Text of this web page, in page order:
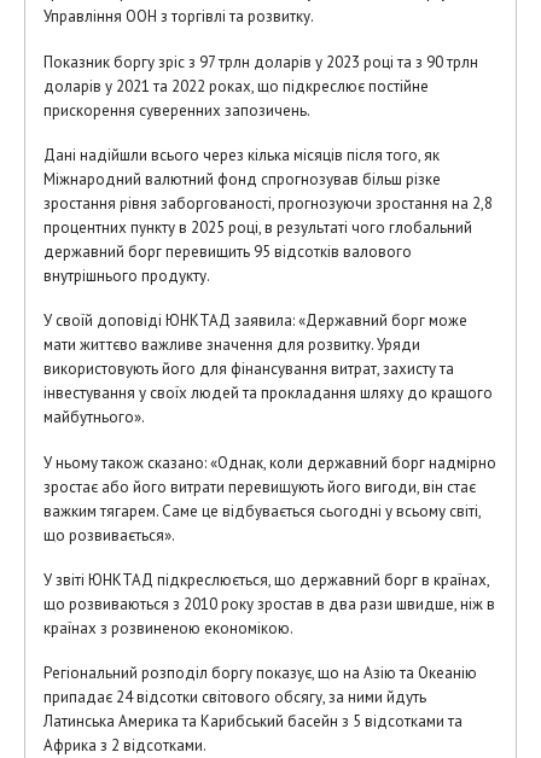
Управління ООН з торгівлі та розвитку.
Показник боргу зріс з 97 трлн доларів у 2023 році та з 90 трлн
доларів у 2021 та 2022 роках, що підкреслює постійне
прискорення суверенних запозичень.
Дані надійшли всього через кілька місяців після того, як
Міжнародний валютний фонд спрогнозував більш різке
зростання рівня заборгованості, прогнозуючи зростання на 2,8
процентних пункту в 2025 році, в результаті чого глобальний
державний борг перевищить 95 відсотків валового
внутрішнього продукту.
У своїй доповіді ЮНКТАД заявила: «Державний борг може
мати життєво важливе значення для розвитку. Уряди
використовують його для фінансування витрат, захисту та
інвестування у своїх людей та прокладання шляху до кращого
майбутнього».
У ньому також сказано: «Однак, коли державний борг надмірно
зростає або його витрати перевищують його вигоди, він стає
важким тягарем. Саме це відбувається сьогодні у всьому світі,
що розвивається».
У звіті ЮНКТАД підкреслюється, що державний борг в країнах,
що розвиваються з 2010 року зростав в два рази швидше, ніж в
країнах з розвиненою економікою.
Регіональний розподіл боргу показує, що на Азію та Океанію
припадає 24 відсотки світового обсягу, за ними йдуть
Латинська Америка та Карибський басейн з 5 відсотками та
Африка з 2 відсотками.